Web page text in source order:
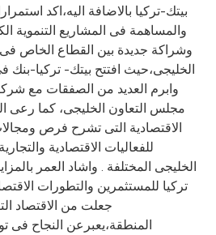
بيتك-تركيا بالاضافة اليه،اكد
والمساهمة فى المشاريع التنموية
وشراكة جديدة بين القطاع الخاص
الخليجى،حيث افتتح بيتك- تركيا-
وابرم العديد من الصفقات مع
مجلس التعاون الخليجى، كما رعى
الاقتصادية التى تشرح فرص
للفعاليات الاقتصادية
الخليجى المختلفة . واشاد العمر
تركيا للمستثمرين والتطورات
جعلت من الاقتصاد
المنطقة،يعبرعن النجاح فى